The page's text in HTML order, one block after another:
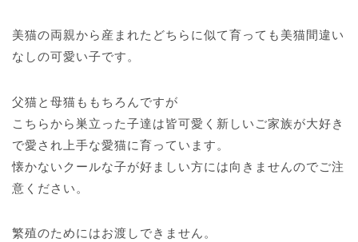
美猫の両親から産まれたどちらに似て育っても美猫間違い
なしの可愛い子です。
父猫と母猫ももちろんですが
こちらから巣立った子達は皆可愛く新しいご家族が大好き
で愛され上手な愛猫に育っています。
懐かないクールな子が好ましい方には向きませんのでご注
意ください。
繁殖のためにはお渡しできません。